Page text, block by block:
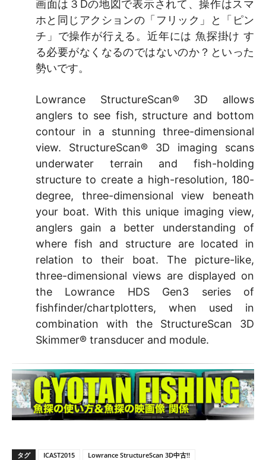
画面は３Dの地図で表示されて、操作はスマ
ホと同じアクションの「フリック」と「ピン
チ」で操作が行える。近年には 魚探掛け す
る必要がなくなるのではないのか？といった
勢いです。
Lowrance StructureScan® 3D allows
anglers to see fish, structure and bottom
contour in a stunning three-dimensional
view. StructureScan® 3D imaging scans
underwater terrain and fish-holding
structure to create a high-resolution, 180-
degree, three-dimensional view beneath
your boat. With this unique imaging view,
anglers gain a better understanding of
where fish and structure are located in
relation to their boat. The picture-like,
three-dimensional views are displayed on
the Lowrance HDS Gen3 series of
fishfinder/chartplotters, when used in
combination with the StructureScan 3D
Skimmer® transducer and module.
タグ ICAST2015
Lowrance StructureScan 3D中古!!